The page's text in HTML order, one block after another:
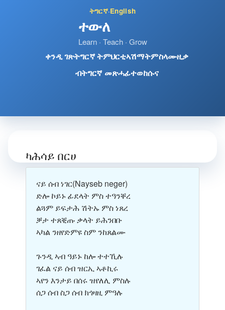
ትግርኛ·English
ተውለ
Learn · Teach · Grow
ቀንዲ ገጽትግርኛ ትምህርቲኣሽማትምስላሙዚቃ
ብትግርኛ መጽሓፊተወከሱና
ካሕሳይ በርሀ
ናይ ሰብ ነገር(Nayseb neger)
ድሎ ኮይኑ ፊደላት ምስ ተዓንቐረ
ልጓም ይፍታሕ ሽትኡ ምስ ነጸረ
ቓታ ተጸቒጡ ቃላት ይሕንበቡ
ኣካል ንዘየድምዩ ስም ንከጸልሙ
ጉንዲ ኣብ ዓይኑ ከሎ ተተኺሉ
ገፈል ናይ ሰብ ዝርኢ ኣቶኪሩ
ኣየን እንታይ በሰሩ ዝየለሊ ምስሉ
ሰጋ ሰብ ስጋ ሰብ ክጎዛዚ ምዓሉ